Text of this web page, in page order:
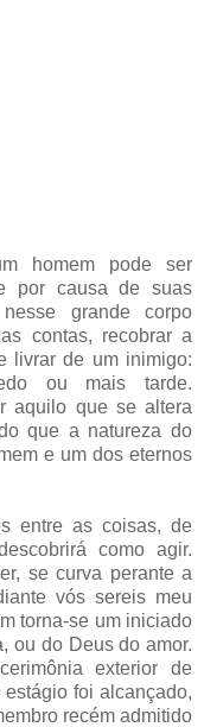
homem pode ser
por causa de suas
grande corpo
contas, recobrar a
livrar de um inimigo:
ou mais tarde.
aquilo que se altera
que a natureza do
e um dos eternos
entre as coisas, de
como agir.
se curva perante a
vós sereis meu
torna-se um iniciado
ou do Deus do amor.
exterior de
foi alcançado,
recém admitido